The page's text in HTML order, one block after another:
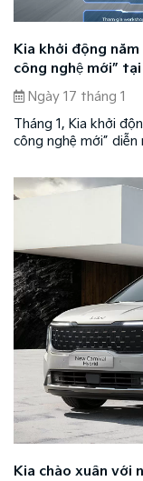
Kia khởi động
công nghệ mới” tại
Ngày 17 tháng 1
Tháng 1, Kia khởi
công nghệ mới”
Khánh, TP.HCM.
Kia chào xuân với